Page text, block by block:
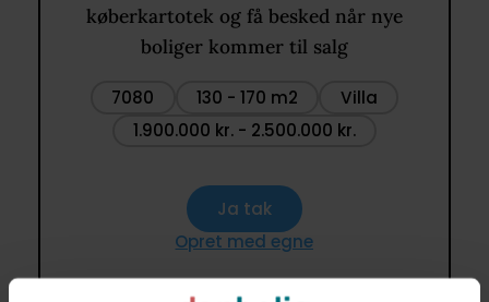
køberkartotek og få besked når nye
boliger kommer til salg
7080 130 - 170 m2
Villa
1.900.000 kr. - 2.500.000 kr.
Ja tak
Opret med egne